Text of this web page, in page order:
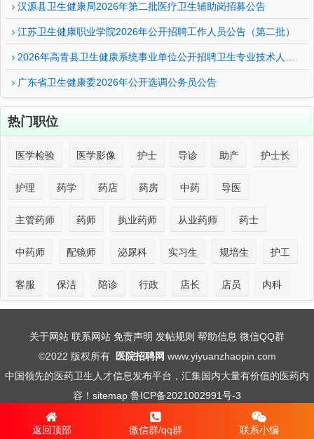
汉源县卫生健康局2026年第二批医疗卫生辅助岗招募公告
江苏卫生健康职业学院2026年公开招聘工作人员公告（第二批）
2026年高青县卫生健康系统事业单位公开招聘卫生专业技术人员及紧缺专业...
广东省卫生健康委2026年公开选调公务员公告
热门职位
医学检验 医学影像 护士 导诊 助产 护士长
护理 药学 药店 药房 中药 导医
主管药师 药师 执业药师 从业药师 药士
中药师 配镜师 泌尿科 实习生 规培生 护工
客服 保洁 陪诊 行政 店长 店员 内科
关于网站 联系网站 免责声明 发帖规则 帮助信息 微信QQ群
©2022 版权所有
医院招聘网 www.yiyuanzhaopin.com
中国领先的医药卫生人才信息发布平台，汇集国内大量有价值的医药内
容！ sitemap 鲁ICP备2021002991号-3
法律声明：本站信息均为网民自发信息，如有侵权请联系本站处理！
返回顶部
微信群/qq群 联系小编